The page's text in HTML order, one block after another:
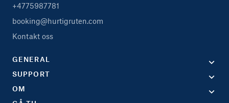
+4775987781
booking@hurtigruten.com
Kontakt oss
GENERAL
SUPPORT
OM